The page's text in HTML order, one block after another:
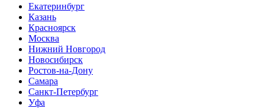
Екатеринбург
Казань
Красноярск
Москва
Нижний Новгород
Новосибирск
Ростов-на-Дону
Самара
Санкт-Петербург
Уфа